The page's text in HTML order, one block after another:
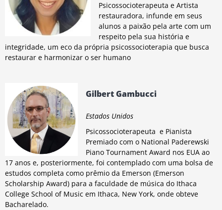
Psicossocioterapeuta e Artista
restauradora, infunde em seus
alunos a paixão pela arte com um
respeito pela sua história e
integridade, um eco da própria psicossocioterapia que busca
restaurar e harmonizar o ser humano
Gilbert Gambucci
Estados Unidos
Psicossocioterapeuta e Pianista
Premiado com o National Paderewski
Piano Tournament Award nos EUA ao
17 anos e, posteriormente, foi contemplado com uma bolsa de
estudos completa como prêmio da Emerson (Emerson
Scholarship Award) para a faculdade de música do Ithaca
College School of Music em Ithaca, New York, onde obteve
Bacharelado.